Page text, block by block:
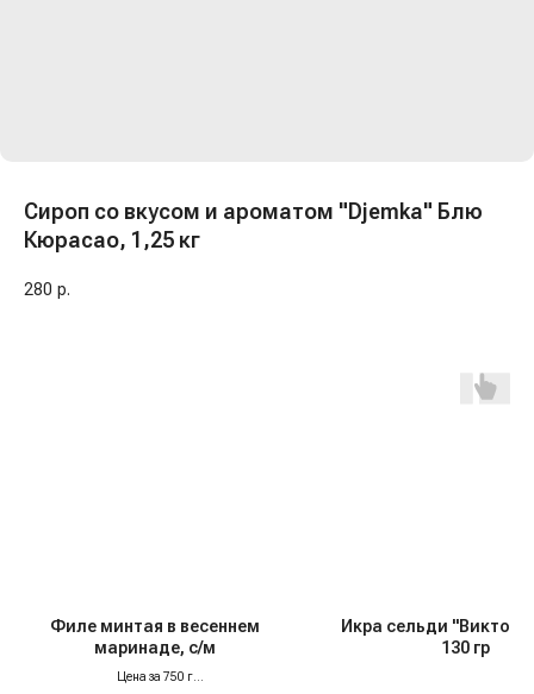
Сироп со вкусом и ароматом "Djemka" Блю
Кюрасао, 1,25 кг
280 р.
Филе минтая в весеннем
маринаде, с/м
Цена за 750 г
Икра сельди
130 гр